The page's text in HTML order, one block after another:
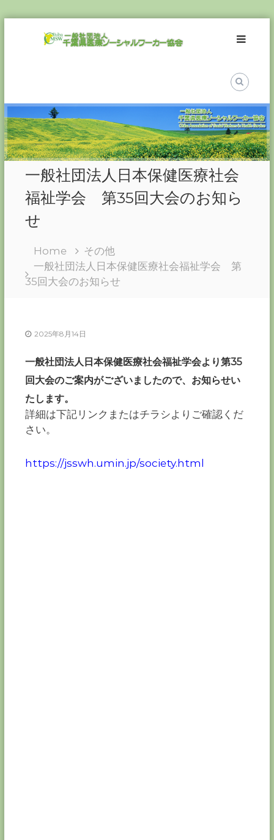
一
般
人
千
葉
県
医
療
ソ
ー
シ
ル
ワ
ー
会
つ
な
ぐ
つ
く
る
千
力
一般社団法人日本保健医療社会
福祉学会 第35回大会のお知ら
せ
Home
その他
一般社団法人日本保健医療社会福祉学会 第
35回大会のお知らせ
2025年8月14日
一般社団法人日本保健医療社会福祉学会より第35
回大会のご案内がございましたので、お知らせい
たします。
詳細は下記リンクまたはチラシよりご確認くだ
さい。
https://jsswh.umin.jp/society.html